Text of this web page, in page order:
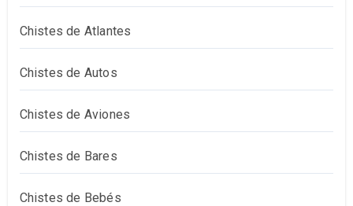
Chistes de Atlantes
Chistes de Autos
Chistes de Aviones
Chistes de Bares
Chistes de Bebés